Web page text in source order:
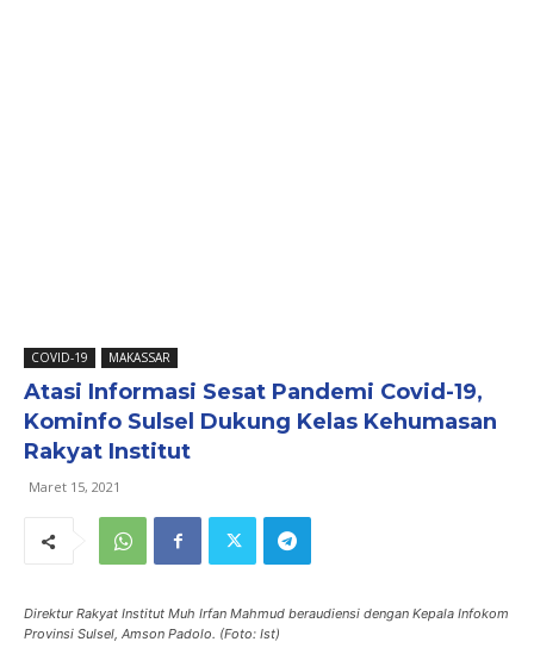
COVID-19 MAKASSAR
Atasi Informasi Sesat Pandemi Covid-19,
Kominfo Sulsel Dukung Kelas Kehumasan
Rakyat Institut
Maret 15, 2021
Direktur Rakyat Institut Muh Irfan Mahmud beraudiensi dengan Kepala Infokom
Provinsi Sulsel, Amson Padolo. (Foto: Ist)